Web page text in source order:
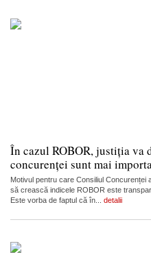
În cazul ROBOR, justiția va
concurenței sunt mai
Motivul pentru care Consiliul
să crească indicele ROBOR este
Este vorba de faptul că în... detalii